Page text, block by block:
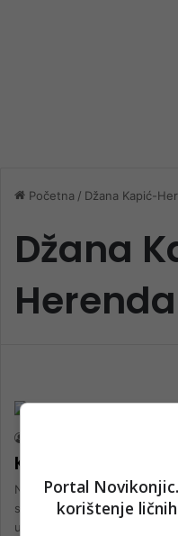
Početna / Džana Kapić-
Džana
Herenda
Kako se
Na planine često odlazimo
svjesni da planina može
u…
Portal
korištenje